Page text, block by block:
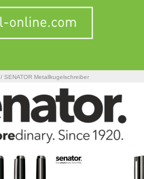
/ SENATOR Metallkugelschreiber